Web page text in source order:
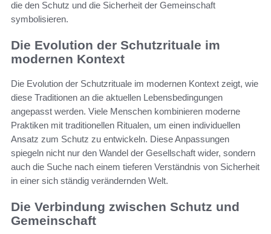
die den Schutz und die Sicherheit der Gemeinschaft
symbolisieren.
Die Evolution der Schutzrituale im
modernen Kontext
Die Evolution der Schutzrituale im modernen Kontext zeigt, wie
diese Traditionen an die aktuellen Lebensbedingungen
angepasst werden. Viele Menschen kombinieren moderne
Praktiken mit traditionellen Ritualen, um einen individuellen
Ansatz zum Schutz zu entwickeln. Diese Anpassungen
spiegeln nicht nur den Wandel der Gesellschaft wider, sondern
auch die Suche nach einem tieferen Verständnis von Sicherheit
in einer sich ständig verändernden Welt.
Die Verbindung zwischen Schutz und
Gemeinschaft